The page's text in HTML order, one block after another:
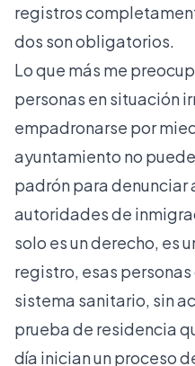
registros
dos son obligatorios.
Lo que más me
personas en situación
empadronarse por
ayuntamiento no
padrón para denunciar
autoridades de
solo es un derecho, es
registro, esas
sistema sanitario, sin
prueba de residencia
día inician un proceso